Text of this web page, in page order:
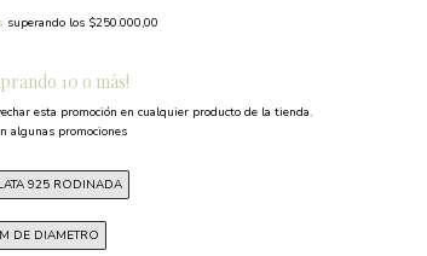
superando los $250.000,00
10 o más!
esta promoción en cualquier producto de la tienda.
algunas promociones
925 RODINADA
DE DIAMETRO